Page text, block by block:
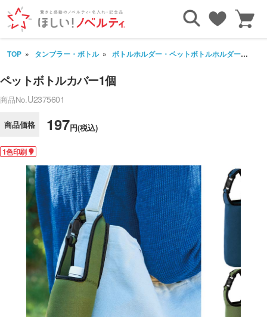
TOP タンブラー・ボトル ボトルホルダー・ペットボトルホルダー
ペットボトルカバー1個
商品No.U2375601
商品価格 197円(税込)
1色印刷